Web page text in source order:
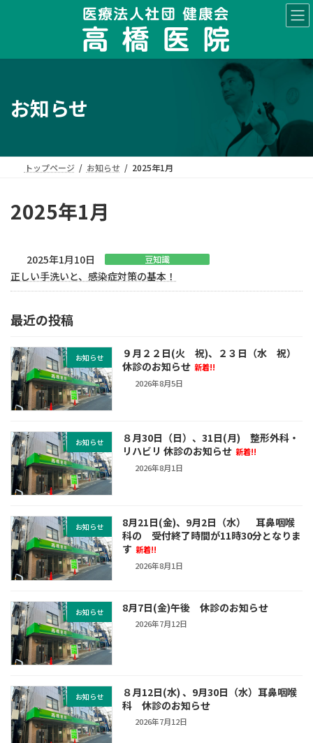
ツ
シ
お知らせ
トップページ お知らせ 2025年1月
2025年1月
2025年1月10日 豆知識
正しい手洗いと、感染症対策の基本！
最近の投稿
お知らせ
９月２２日(火 祝)、２３日（水 祝）
休診のお知らせ 新着!!
2026年8月5日
お知らせ
８月30日（日）、31日(月) 整形外科・
リハビリ 休診のお知らせ 新着!!
2026年8月1日
お知らせ
8月21日(金)、9月2日（水） 耳鼻咽喉
科の 受付終了時間が11時30分となりま
す 新着!!
2026年8月1日
お知らせ 8月7日(金)午後 休診のお知らせ
2026年7月12日
お知らせ
８月12日(水) 、9月30日（水）耳鼻咽喉
科 休診のお知らせ
2026年7月12日